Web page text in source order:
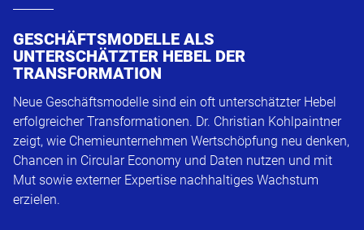
GESCHÄFTSMODELLE ALS
UNTERSCHÄTZTER HEBEL DER
TRANSFORMATION
Neue Geschäftsmodelle sind ein oft unterschätzter Hebel
erfolgreicher Transformationen. Dr. Christian Kohlpaintner
zeigt, wie Chemieunternehmen Wertschöpfung neu denken,
Chancen in Circular Economy und Daten nutzen und mit
Mut sowie externer Expertise nachhaltiges Wachstum
erzielen.